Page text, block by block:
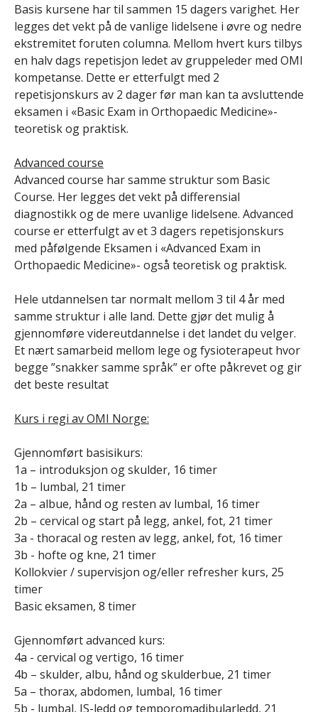
Basis kursene har til sammen 15 dagers varighet. Her
legges det vekt på de vanlige lidelsene i øvre og nedre
ekstremitet foruten columna. Mellom hvert kurs tilbys
en halv dags repetisjon ledet av gruppeleder med OMI
kompetanse. Dette er etterfulgt med 2
repetisjonskurs av 2 dager før man kan ta avsluttende
eksamen i «Basic Exam in Orthopaedic Medicine»-
teoretisk og praktisk.
Advanced course
Advanced course har samme struktur som Basic
Course. Her legges det vekt på differensial
diagnostikk og de mere uvanlige lidelsene. Advanced
course er etterfulgt av et 3 dagers repetisjonskurs
med påfølgende Eksamen i «Advanced Exam in
Orthopaedic Medicine»- også teoretisk og praktisk.
Hele utdannelsen tar normalt mellom 3 til 4 år med
samme struktur i alle land. Dette gjør det mulig å
gjennomføre videreutdannelse i det landet du velger.
Et nært samarbeid mellom lege og fysioterapeut hvor
begge ”snakker samme språk” er ofte påkrevet og gir
det beste resultat
Kurs i regi av OMI Norge:
Gjennomført basisikurs:
1a – introduksjon og skulder, 16 timer
1b – lumbal, 21 timer
2a – albue, hånd og resten av lumbal, 16 timer
2b – cervical og start på legg, ankel, fot, 21 timer
3a - thoracal og resten av legg, ankel, fot, 16 timer
3b - hofte og kne, 21 timer
Kollokvier / supervisjon og/eller refresher kurs, 25
timer
Basic eksamen, 8 timer
Gjennomført advanced kurs:
4a - cervical og vertigo, 16 timer
4b – skulder, albu, hånd og skulderbue, 21 timer
5a – thorax, abdomen, lumbal, 16 timer
5b - lumbal, IS-ledd og temporomadibularledd, 21